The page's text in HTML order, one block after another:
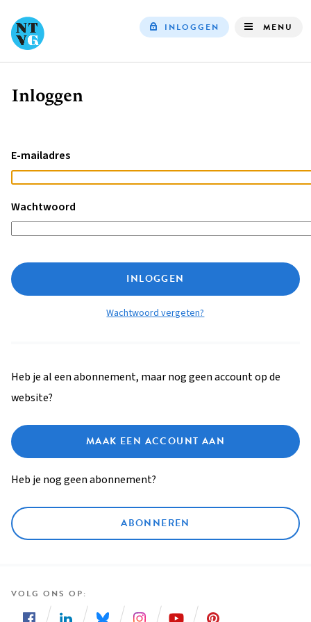
INLOGGEN MENU
Kruimelpad
Inloggen
E-mailadres
Wachtwoord
INLOGGEN
Wachtwoord vergeten?
Heb je al een abonnement, maar nog geen account op de
website?
MAAK EEN ACCOUNT AAN
Heb je nog geen abonnement?
ABONNEREN
VOLG ONS OP